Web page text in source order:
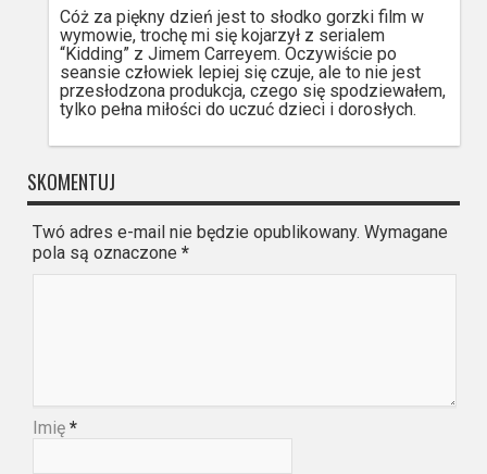
Cóż za piękny dzień jest to słodko gorzki film w
wymowie, trochę mi się kojarzył z serialem
“Kidding” z Jimem Carreyem. Oczywiście po
seansie człowiek lepiej się czuje, ale to nie jest
przesłodzona produkcja, czego się spodziewałem,
tylko pełna miłości do uczuć dzieci i dorosłych.
SKOMENTUJ
Twó adres e-mail nie będzie opublikowany. Wymagane
pola są oznaczone *
Imię *